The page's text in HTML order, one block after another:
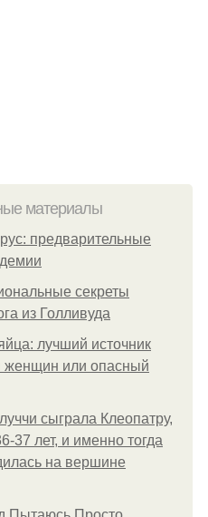
материалы
предварительные
секреты
из Голливуда
лучший источник
женщин или опасный
сыграла Клеопатру,
37 лет, и именно тогда
на вершине